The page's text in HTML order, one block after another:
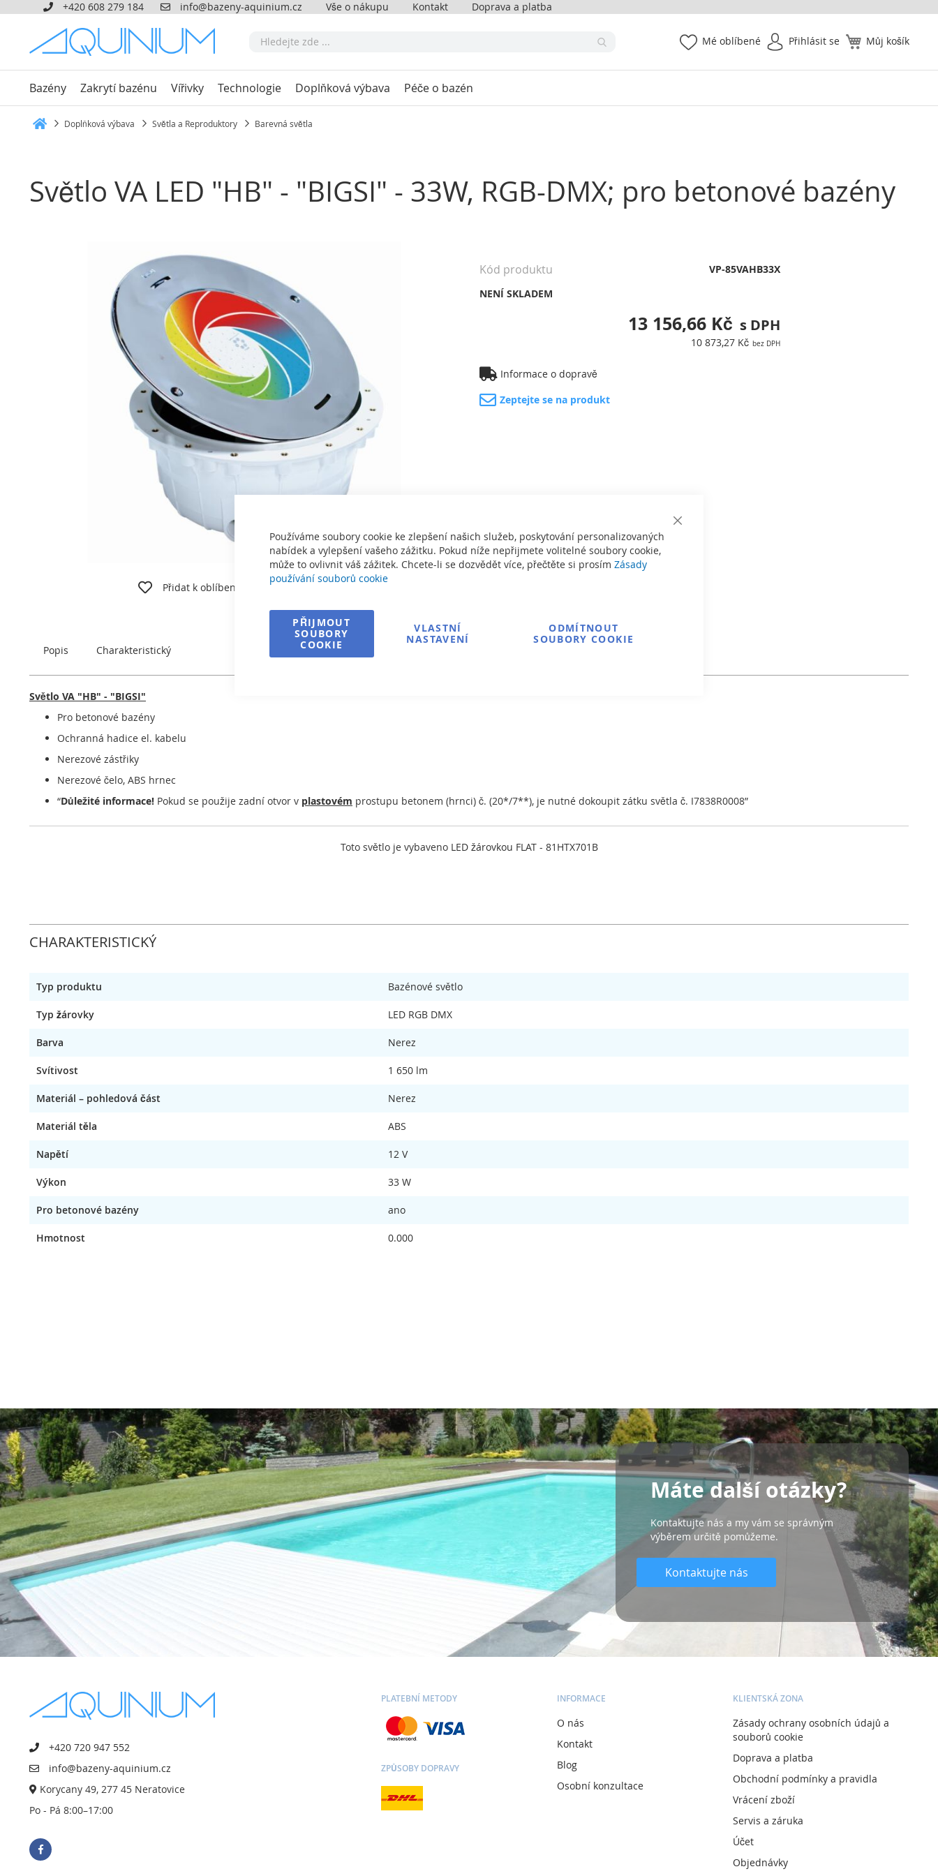
Close
Používáme soubory cookie ke zlepšení našich služeb, poskytování personalizovaných
nabídek a vylepšení vašeho zážitku. Pokud níže nepřijmete volitelné soubory cookie,
může to ovlivnit váš zážitek. Chcete-li se dozvědět více, přečtěte si prosím Zásady
používání souborů cookie
PŘIJMOUT
SOUBORY
COOKIE
VLASTNÍ
NASTAVENÍ
ODMÍTNOUT
SOUBORY COOKIE
+420 608 279 184 info@bazeny-aquinium.cz Vše o nákupu Kontakt Doprava a platba
Můj košík
Mé oblíbené Přihlásit se
Bazény Zakrytí bazénu Vířivky Technologie Doplňková výbava Péče o bazén
Doplňková výbava Světla a Reproduktory Barevná světla
Světlo VA LED "HB" - "BIGSI" - 33W, RGB-DMX; pro betonové bazény
Přidat k oblíbeným
13 156,66 Kč
10 873,27 Kč
NENÍ SKLADEM
Kód produktu VP-85VAHB33X
Informace o dopravě
Zeptejte se na produkt
Popis Charakteristický
Světlo VA "HB" - "BIGSI"
Pro betonové bazény
Ochranná hadice el. kabelu
Nerezové zástřiky
Nerezové čelo, ABS hrnec
“Důležité informace! Pokud se použije zadní otvor v plastovém prostupu betonem (hrnci) č. (20*/7**), je nutné dokoupit zátku světla č. I7838R0008”
Toto světlo je vybaveno LED žárovkou FLAT - 81HTX701B
CHARAKTERISTICKÝ
Typ produktu Bazénové světlo
Typ žárovky LED RGB DMX
Barva Nerez
Svítivost 1 650 lm
Materiál – pohledová část Nerez
Materiál těla ABS
Napětí 12 V
Výkon 33 W
Pro betonové bazény ano
Hmotnost 0.000
Máte další otázky?
Kontaktujte nás a my vám se správným
výběrem určitě pomůžeme.
Kontaktujte nás
+420 720 947 552
info@bazeny-aquinium.cz
Korycany 49, 277 45 Neratovice
Po - Pá 8:00–17:00
PLATEBNÍ METODY
ZPŮSOBY DOPRAVY
INFORMACE
O nás
Kontakt
Blog
Osobní konzultace
KLIENTSKÁ ZONA
Zásady ochrany osobních údajů a
souborů cookie
Doprava a platba
Obchodní podmínky a pravidla
Vrácení zboží
Servis a záruka
Účet
Objednávky